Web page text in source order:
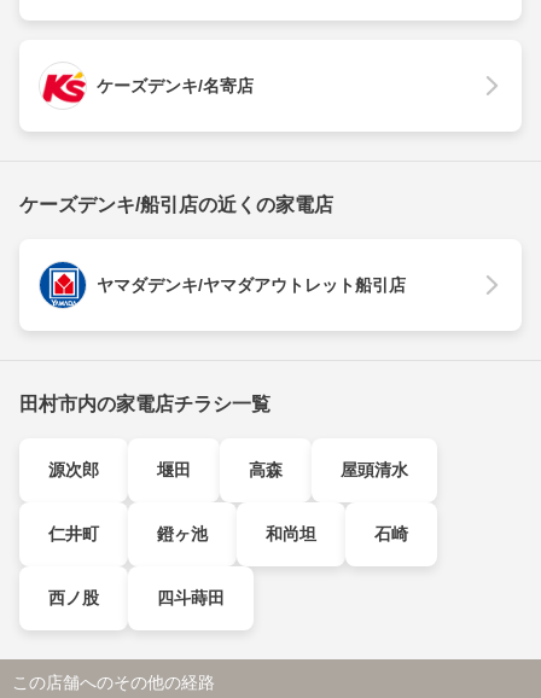
ケーズデンキ/名寄店
ケーズデンキ/船引店の近くの家電店
ヤマダデンキ/ヤマダアウトレット船引店
田村市内の家電店チラシ一覧
源次郎 堰田 高森 屋頭清水
仁井町 鐙ヶ池 和尚坦 石崎
西ノ股 四斗蒔田
この店舗へのその他の経路